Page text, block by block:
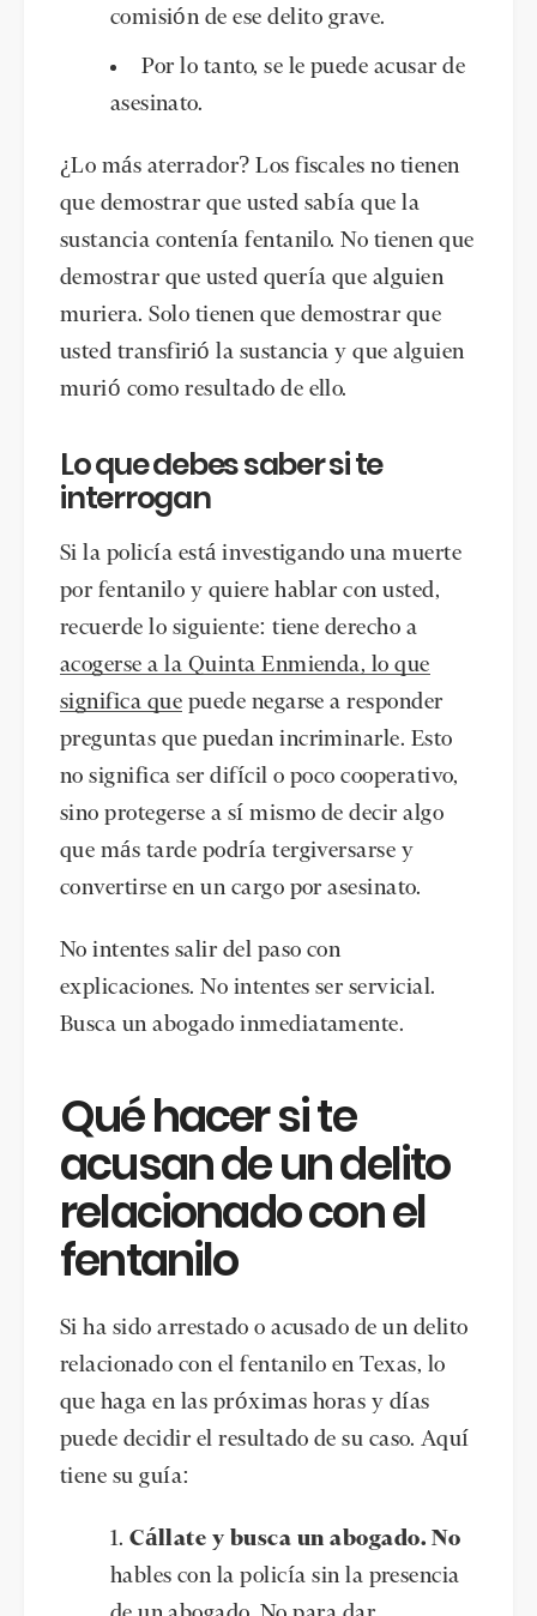
comisión de ese delito grave.
Por lo tanto, se le puede acusar de
asesinato.
¿Lo más aterrador? Los fiscales no tienen
que demostrar que usted sabía que la
sustancia contenía fentanilo. No tienen que
demostrar que usted quería que alguien
muriera. Solo tienen que demostrar que
usted transfirió la sustancia y que alguien
murió como resultado de ello.
Lo que debes saber si te
interrogan
Si la policía está investigando una muerte
por fentanilo y quiere hablar con usted,
recuerde lo siguiente: tiene derecho a
acogerse a la Quinta Enmienda, lo que
significa que puede negarse a responder
preguntas que puedan incriminarle. Esto
no significa ser difícil o poco cooperativo,
sino protegerse a sí mismo de decir algo
que más tarde podría tergiversarse y
convertirse en un cargo por asesinato.
No intentes salir del paso con
explicaciones. No intentes ser servicial.
Busca un abogado inmediatamente.
Qué hacer si te
acusan de un delito
relacionado con el
fentanilo
Si ha sido arrestado o acusado de un delito
relacionado con el fentanilo en Texas, lo
que haga en las próximas horas y días
puede decidir el resultado de su caso. Aquí
tiene su guía:
Cállate y busca un abogado. No
hables con la policía sin la presencia